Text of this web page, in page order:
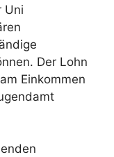
Uni
Der Lohn
Einkommen